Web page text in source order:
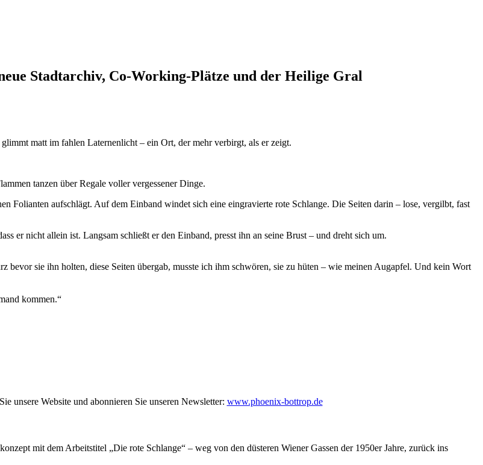
Stadtarchiv, Co-Working-Plätze und der Heilige Gral
matt im fahlen Laternenlicht – ein Ort, der mehr verbirgt, als er zeigt.
tanzen über Regale voller vergessener Dinge.
Folianten aufschlägt. Auf dem Einband windet sich eine eingravierte rote Schlange. Die Seiten darin – lose, vergilbt, fast
er nicht allein ist. Langsam schließt er den Einband, presst ihn an seine Brust – und dreht sich um.
sie ihn holten, diese Seiten übergab, musste ich ihm schwören, sie zu hüten – wie meinen Augapfel. Und kein Wort
kommen.“
unsere Website und abonnieren Sie unseren Newsletter: www.phoenix-bottrop.de
mit dem Arbeitstitel „Die rote Schlange“ – weg von den düsteren Wiener Gassen der 1950er Jahre, zurück ins